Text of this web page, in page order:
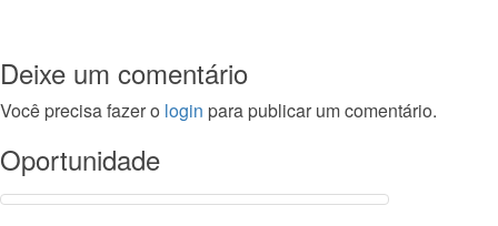
Deixe um comentário
Você precisa fazer o login para publicar um comentário.
Oportunidade